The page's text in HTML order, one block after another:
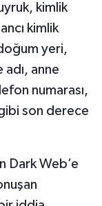
kimlik
kimlik
yeri,
adı, anne
numarası,
son derece
Dark Web’e